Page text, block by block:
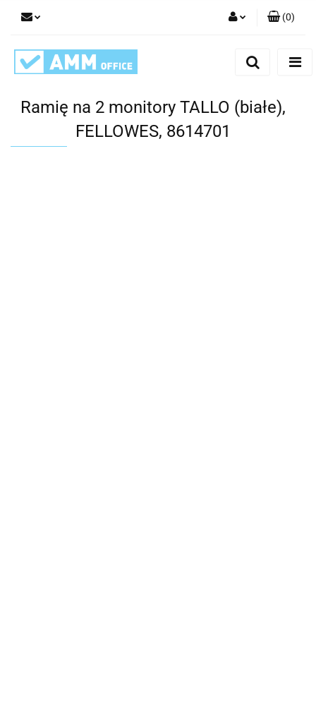
(0)
Ramię na 2 monitory TALLO (białe),
FELLOWES, 8614701